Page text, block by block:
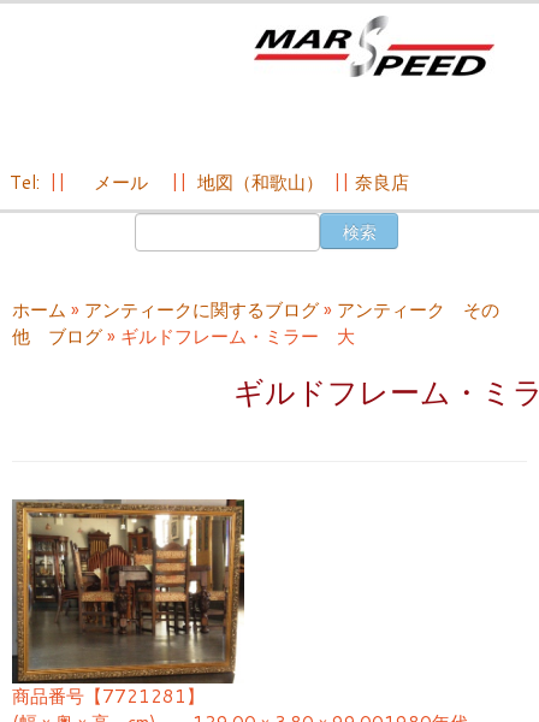
ン
ツ
Tel: メール 地図（和歌山） 奈良店
ホーム » アンティークに関するブログ» アンティーク その
他 ブログ» ギルドフレーム・ミラー 大
ギルドフレーム・ミ
商品番号【7721281】